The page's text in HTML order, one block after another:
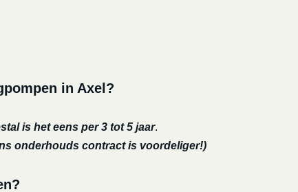
in Axel?
is het eens per 3 tot 5 jaar.
onderhouds contract is voordeliger!)